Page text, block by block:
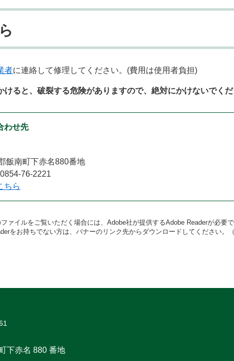
者に連絡して修理してください。(費用は使用者負担)
ると、破裂する危険がありますので、絶対にかけないでくだ
わせ先
飯南町下赤名880番地
76-2221
ちら
ァイルをご覧いただく場合には、Adobe社が提供するAdobe Readerが必要で
をお持ちでない方は、バナーのリンク先からダウンロードしてください。（
下赤名 880 番地